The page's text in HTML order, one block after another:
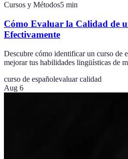
Cursos y Métodos5 min
Cómo Evaluar la Calidad de
Efectivamente
Descubre cómo identificar un curso de
mejorar tus habilidades lingüísticas de
curso de españolevaluar calidad
Aug 6